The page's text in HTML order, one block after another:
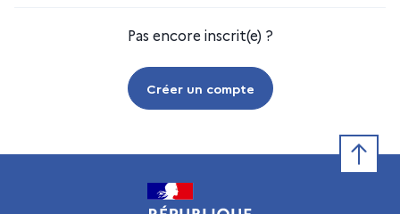
Pas encore inscrit(e) ?
Créer un compte